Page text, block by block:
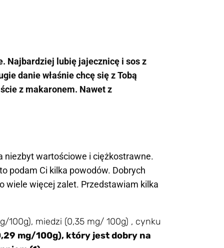
Najbardziej lubię jajecznicę i sos z
danie właśnie chcę się z Tobą
z makaronem. Nawet z
niezbyt wartościowe i ciężkostrawne.
podam Ci kilka powodów. Dobrych
wiele więcej zalet. Przedstawiam kilka
100g), miedzi (0,35 mg/ 100g) , cynku
mg/100g), który jest dobry na